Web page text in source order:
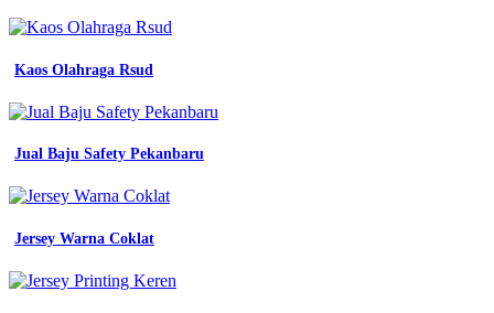
Teknik
-
Almamater
-
Kostum
Olahraga
Unik
Topi
-
Kaos Olahraga Rsud
Jual Baju Safety Pekanbaru
Jersey Warna Coklat